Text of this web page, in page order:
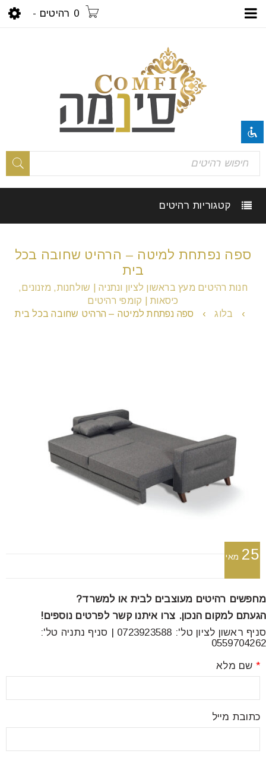
0 רהיטים -
קטגוריות רהיטים
ספה נפתחת למיטה – הרהיט שחובה בכל
בית
חנות רהיטים מעץ בראשון לציון ונתניה | שולחנות, מזנונים,
כיסאות | קומפי רהיטים
›
בלוג › ספה נפתחת למיטה – הרהיט שחובה בכל בית
25 מאי
מחפשים רהיטים מעוצבים לבית או למשרד?
הגעתם למקום הנכון. צרו איתנו קשר לפרטים נוספים!
סניף ראשון לציון טל': 0723923588 | סניף נתניה טל':
0559704262
*
כתובת מייל
השבת את ההבזקים
settings צבע רקע
zoom_in זום (הגדלה)
ניגודיות כהה
הוסף קו תחתון לקישורים
font_download סמן קישורים
לאפס
כל
האפשרויות
cached